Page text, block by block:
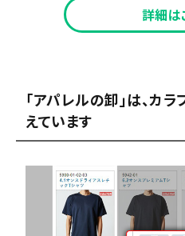
詳細は
「アパレルの卸」は、カ
えています